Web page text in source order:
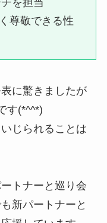
を担当
尊敬できる性
に驚きましたが
す(*^^*)
じられることは
トナーと巡り会
新パートナーと